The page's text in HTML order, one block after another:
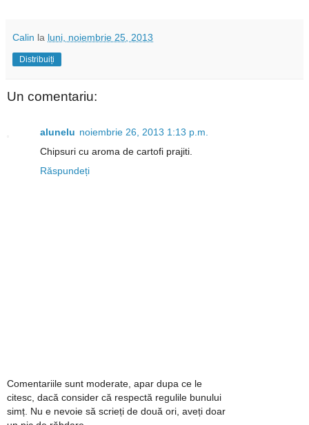
Calin la luni, noiembrie 25, 2013
Distribuiți
Un comentariu:
alunelu noiembrie 26, 2013 1:13 p.m.
Chipsuri cu aroma de cartofi prajiti.
Răspundeți
Comentariile sunt moderate, apar dupa ce le
citesc, dacă consider că respectă regulile bunului
simț. Nu e nevoie să scrieți de două ori, aveți doar